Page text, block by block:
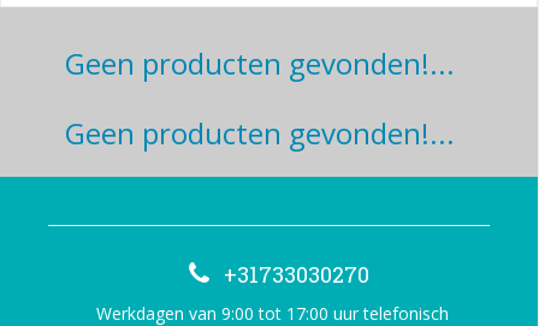
Geen producten gevonden!...
Geen producten gevonden!...
+31733030270
Werkdagen van 9:00 tot 17:00 uur telefonisch